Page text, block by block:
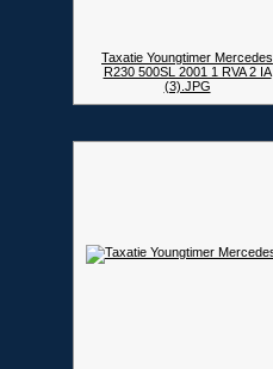
Taxatie Youngtimer Mercedes
R230 500SL 2001 1 RVA 2 IA
(3).JPG